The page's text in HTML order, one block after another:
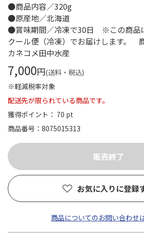
●商品内容／320g
●原産地／北海道
●賞味期間／冷凍で30日 ※この商品
クール便（冷凍）でお届けします。
カネコメ田中水産
7,000円(送料・税込)
※軽減税率対象
配送先が限られている商品です。
獲得ポイント： 70 pt
商品番号
8075015313
お気に入りに登録
商品についてのお問い合わせ